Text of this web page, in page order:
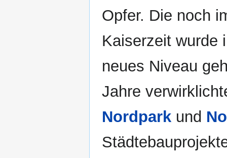
Opfer. Die noch
Kaiserzeit wurde
neues Niveau
Jahre
Nordpark und